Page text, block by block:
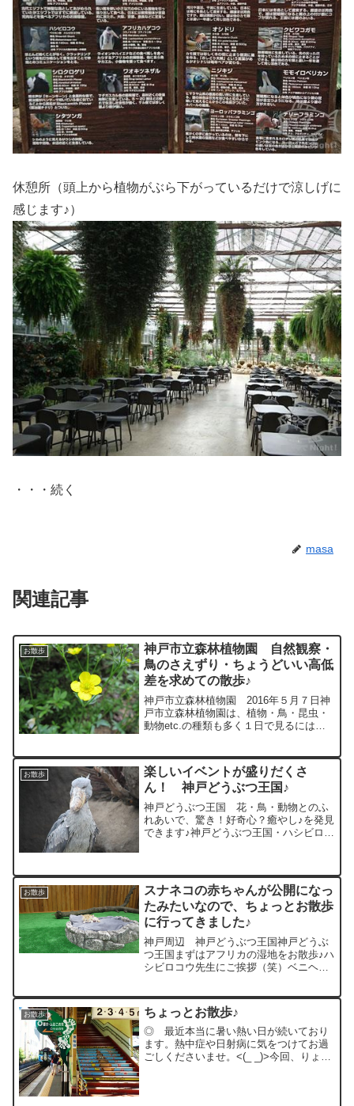
休憩所（頭上から植物がぶら下がっているだけで涼しげに
感じます♪）
・・・続く
masa
関連記事
お散歩
神戸市立森林植物園 自然観察・
鳥のさえずり・ちょうどいい高低
差を求めての散歩♪
神戸市立森林植物園 2016年５月７日神
戸市立森林植物園は、植物・鳥・昆虫・
動物etc.の種類も多く１日で見るには時
りを聞きながら散歩ができる場所でした♪
今の季節、新緑...
お散歩
楽しいイベントが盛りだくさ
ん！ 神戸どうぶつ王国♪
神戸どうぶつ王国 花・鳥・動物とのふ
れあいで、驚き！好奇心？癒やし♪を発見
できます♪神戸どうぶつ王国・ハシビロコ
と認めた相手のみお辞...
お散歩
スナネコの赤ちゃんが公開になっ
たみたいなので、ちょっとお散歩
に行ってきました♪
神戸周辺 神戸どうぶつ王国神戸どうぶ
つ王国まずはアフリカの湿地をお散歩♪ハ
シビロコウ先生にご挨拶（笑）ベニヘラ
クロトキ君がいっぱい♪ほかにもたくさん
いてました♪次にバー...
お散歩 ちょっとお散歩♪
◎ 最近本当に暑い熱い日が続いており
ます。熱中症や日射病に気をつけてお過
ごしくださいませ。<(_ _)>今回、りょう